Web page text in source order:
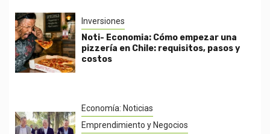
Inversiones
Noti- Economia: Cómo empezar una
pizzería en Chile: requisitos, pasos y
costos
Economía: Noticias
Emprendimiento y Negocios